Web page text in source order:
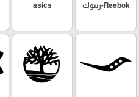
Reebok-ريبوك asics